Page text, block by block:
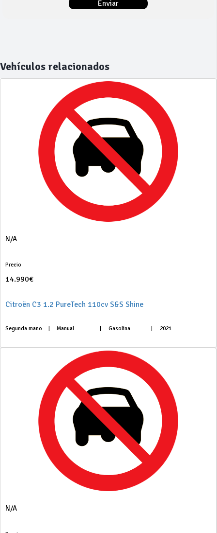
Vehículos relacionados
N/A
Precio
14.990€
Citroën C3 1.2 PureTech 110cv S&S Shine
Segunda mano Manual Gasolina 2021
N/A